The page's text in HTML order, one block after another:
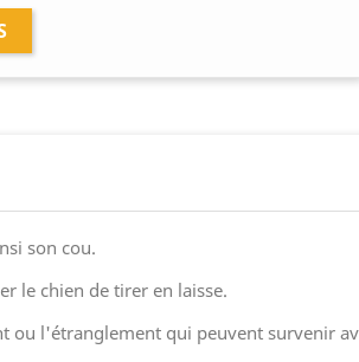
son cou.
le chien de tirer en laisse.
l'étranglement qui peuvent survenir